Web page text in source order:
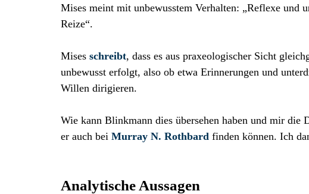
Mises meint mit unbewusstem Verhalten: „Reflexe
Reize“.
Mises schreibt, dass es aus praxeologischer Sicht
unbewusst erfolgt, also ob etwa Erinnerungen und
Willen dirigieren.
Wie kann Blinkmann dies übersehen haben und mir die
er auch bei Murray N. Rothbard finden können. Ich
Analytische Aussagen